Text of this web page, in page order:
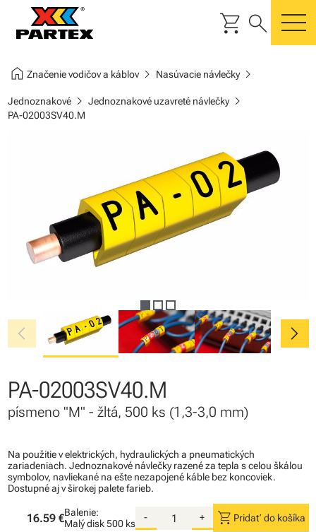
shopping_cart search
home Značenie vodičov a káblovchevron_right Nasúvacie návlečkychevron_right
Jednoznakovéchevron_right Jednoznakové uzavreté návlečkychevron_right
PA-02003SV40.M
chevron_left chevron_right
PA-02003SV40.M
písmeno "M" - žltá, 500 ks (1,3-3,0 mm)
Na použitie v elektrických, hydraulických a pneumatických
zariadeniach. Jednoznakové návlečky razené za tepla s celou škálou
symbolov, navliekané na ešte nezapojené káble bez koncoviek.
Dostupné aj v širokej palete farieb.
16.59 €Balenie:
Malý disk500 ks
- + shopping_cart Pridať do košíka